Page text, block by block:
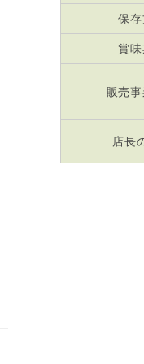
保
賞
販売
店長